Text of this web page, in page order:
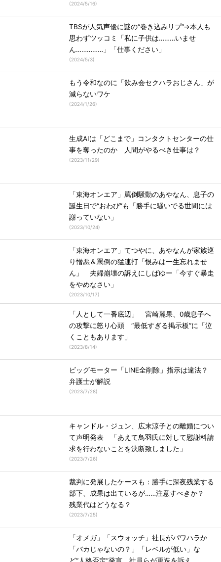
(2024/5/16)
TBSが人気声優に謎の“巻き込みリプ”→本人も
思わずツッコミ「私に子供は………いませ
ん……………」「仕事ください」
(2024/5/3)
もう令和なのに「飲み会セクハラおじさん」が
減らないワケ
(2024/1/26)
生成AIは「どこまで」コンタクトセンターの仕
事を奪ったのか 人間がやるべき仕事は？
(2023/11/29)
「東海オンエア」罵倒騒動のあやなん、息子の
誕生日で“おわび”も「勝手に騒いでる世間には
謝っていない」
(2023/10/24)
「東海オンエア」てつやに、あやなんが家族巡
り憎悪＆罵倒の猛連打「恨みは一生忘れませ
ん」 夫婦崩壊の訴えにしばゆー「今すぐ暴走
をやめなさい」
(2023/10/17)
「人として一番底辺」 宮崎麗果、0歳息子へ
の攻撃に怒り心頭 “最低すぎる掲示板”に「泣
くこともあります」
(2023/8/14)
ビッグモーター「LINE全削除」指示は違法？
弁護士が解説
(2023/7/28)
キャンドル・ジュン、広末涼子との離婚につい
て声明発表 「あえて鳥羽氏に対して慰謝料請
求を行わないことを決断致しました」
(2023/7/26)
裁判に発展したケースも：勝手に深夜残業する
部下、成果は出ているが……注意すべきか？
残業代はどうなる？
(2023/7/25)
「オメガ」「スウォッチ」社長がパワハラか
「バカじゃないの？」「レベルが低い」な